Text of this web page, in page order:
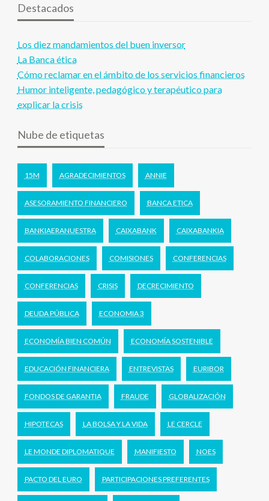
Destacados
Los diez mandamientos del buen inversor
La Banca ética
Cómo reclamar en el ámbito de los servicios financieros
Humor inteligente, pedagógico y terapéutico para
explicar la crisis
Nube de etiquetas
15M AGRADECIMIENTOS ANNIE
ASESORAMIENTO FINANCIERO BANCA ETICA
BANKIAERANUESTRA CAIXABANK CAIXABANKIA
COLABORACIONES COMISIONES CONFERENCIAS
CONFERENCIAS CRISIS DECRECIMIENTO
DEUDA PÚBLICA ECONOMIA 3
ECONOMÍA BIEN COMÚN ECONOMÍA SOSTENIBLE
EDUCACIÓN FINANCIERA ENTREVISTAS EURIBOR
FONDOS DE GARANTIA FRAUDE GLOBALIZACIÓN
HIPOTECAS LA BOLSA Y LA VIDA LE CERCLE
LE MONDE DIPLOMATIQUE MANIFIESTO NOES
PACTO DEL EURO PARTICIPACIONES PREFERENTES